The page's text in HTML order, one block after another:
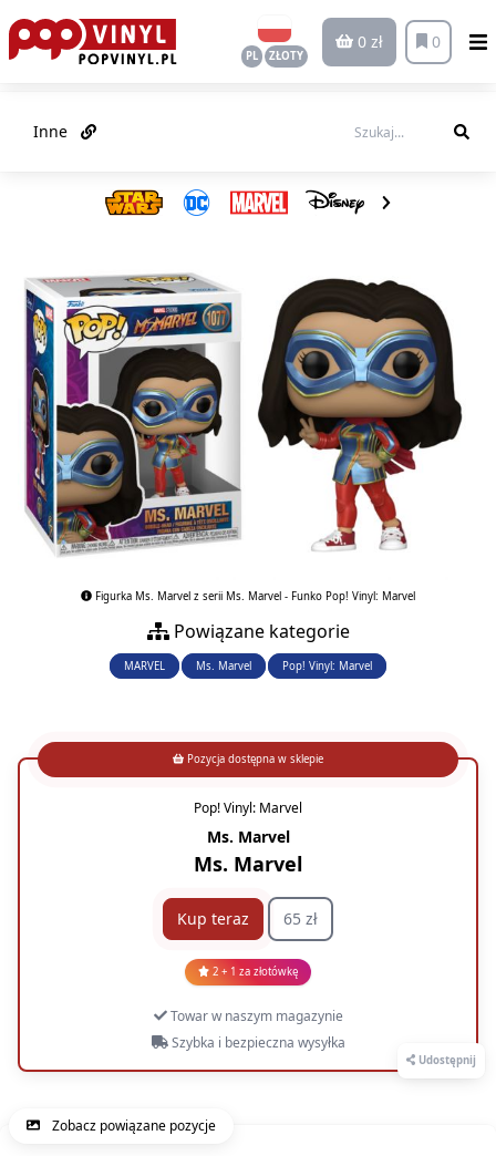
PL ZŁOTY
0 zł 0
Inne
Figurka Ms. Marvel z serii Ms. Marvel - Funko Pop! Vinyl: Marvel
Powiązane kategorie
MARVEL Ms. Marvel Pop! Vinyl: Marvel
Udostępnij
Pozycja dostępna w sklepie
Pop! Vinyl: Marvel
Ms. Marvel
Ms. Marvel
Kup teraz 65 zł
2 + 1 za złotówkę
Towar w naszym magazynie
Szybka i bezpieczna wysyłka
Zobacz powiązane pozycje